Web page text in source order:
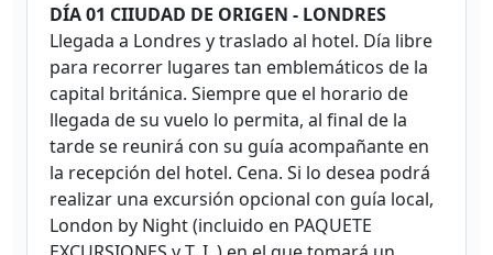
DÍA 01 CIIUDAD DE ORIGEN - LONDRES
Llegada a Londres y traslado al hotel. Día libre
para recorrer lugares tan emblemáticos de la
capital británica. Siempre que el horario de
llegada de su vuelo lo permita, al final de la
tarde se reunirá con su guía acompañante en
la recepción del hotel. Cena. Si lo desea podrá
realizar una excursión opcional con guía local,
London by Night (incluido en PAQUETE